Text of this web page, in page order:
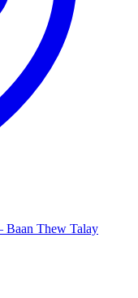
Baan Thew Talay